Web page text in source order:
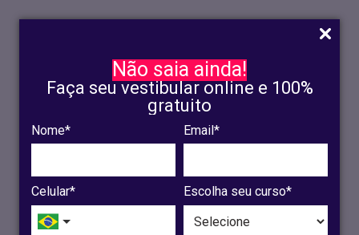
Não saia ainda!
Faça seu vestibular online e 100%
gratuito
Nome* Email*
Celular* Escolha seu curso*
INSCRIÇÃO
OLINDA
RECIFE